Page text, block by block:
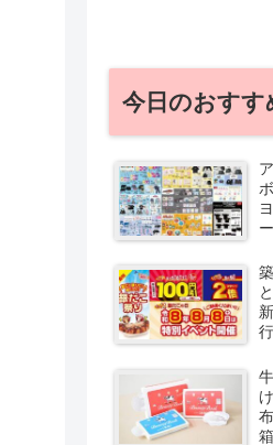
今日のおすす